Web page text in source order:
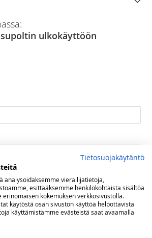
ulkokäyttöön
Tietosuojakäytäntö
analysoidaksemme vierailijatietoja,
esittääksemme henkilökohtaista sisältöä
kokemuksen verkkosivustolla.
käytöstä osan sivuston käyttöä helpottavista
käyttämistämme evästeistä saat avaamalla